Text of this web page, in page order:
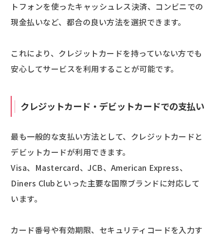
トフォンを使ったキャッシュレス決済、コンビニでの
現金払いなど、都合の良い方法を選択できます。
これにより、クレジットカードを持っていない方でも
安心してサービスを利用することが可能です。
クレジットカード・デビットカードでの支払い
最も一般的な支払い方法として、クレジットカードと
デビットカードが利用できます。
Visa、Mastercard、JCB、American Express、
Diners Clubといった主要な国際ブランドに対応して
います。
カード番号や有効期限、セキュリティコードを入力す